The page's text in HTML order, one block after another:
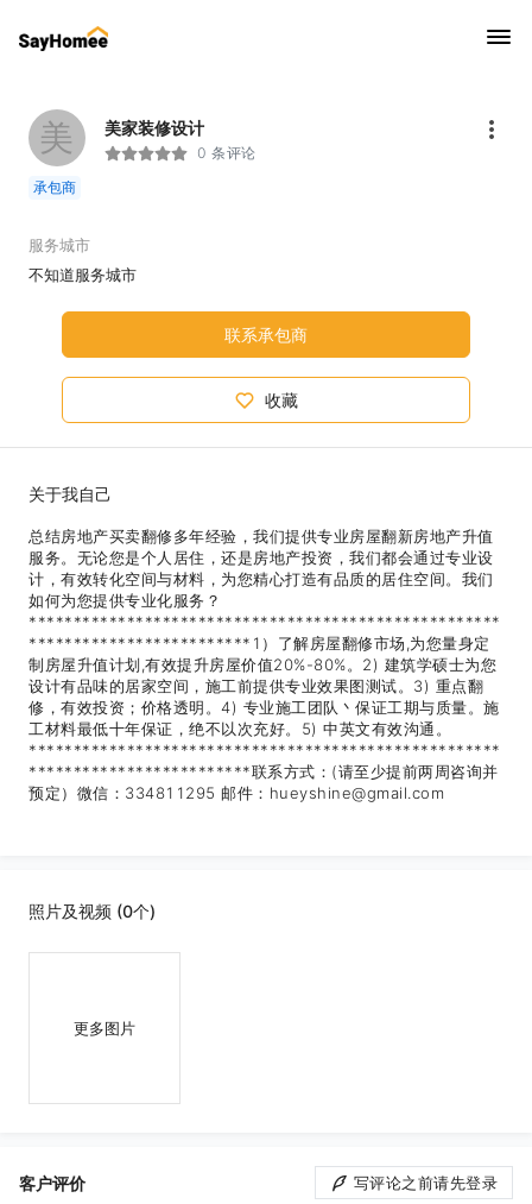
美 美家装修设计
0 条评论
承包商
服务城市
不知道服务城市
联系承包商
收藏
关于我自己
总结房地产买卖翻修多年经验，我们提供专业房屋翻新房地产升值
服务。无论您是个人居住，还是房地产投资，我们都会通过专业设
计，有效转化空间与材料，为您精心打造有品质的居住空间。我们
如何为您提供专业化服务？
*****************************************************
*************************1）了解房屋翻修市场,为您量身定
制房屋升值计划,有效提升房屋价值20%-80%。2) 建筑学硕士为您
设计有品味的居家空间，施工前提供专业效果图测试。3) 重点翻
修，有效投资；价格透明。4) 专业施工团队丶保证工期与质量。施
工材料最低十年保证，绝不以次充好。5) 中英文有效沟通。
*****************************************************
*************************联系方式：(请至少提前两周咨询并
预定）微信：334811295 邮件：hueyshine@gmail.com
照片及视频 (0个)
更多图片
客户评价 写评论之前请先登录